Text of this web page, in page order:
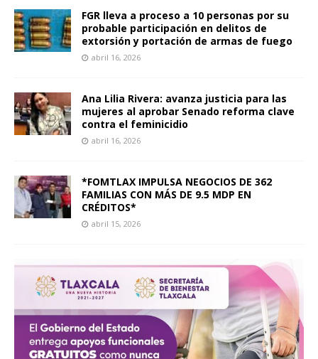
FGR lleva a proceso a 10 personas por su
probable participación en delitos de
extorsión y portación de armas de fuego
abril 16, 2026
Ana Lilia Rivera: avanza justicia para las
mujeres al aprobar Senado reforma clave
contra el feminicidio
abril 16, 2026
*FOMTLAX IMPULSA NEGOCIOS DE 362
FAMILIAS CON MÁS DE 9.5 MDP EN
CRÉDITOS*
abril 15, 2026